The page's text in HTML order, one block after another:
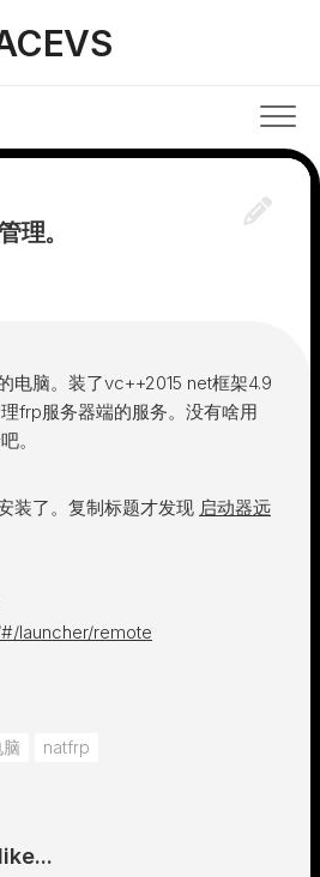
理。
电脑。装了vc++2015 net框架4.9
frp服务器端的服务。没有啥用
。
装了。复制标题才发现 启动器远
launcher/remote
natfrp